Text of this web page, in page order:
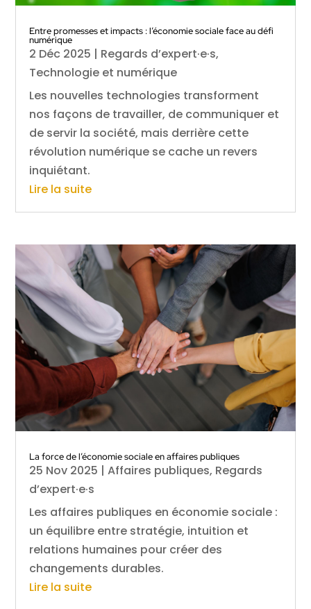
Entre promesses et impacts : l’économie sociale face au défi
numérique
2 Déc 2025 | Regards d’expert·e·s,
Technologie et numérique
Les nouvelles technologies transforment
nos façons de travailler, de communiquer et
de servir la société, mais derrière cette
révolution numérique se cache un revers
inquiétant.
Lire la suite
La force de l’économie sociale en affaires publiques
25 Nov 2025 |Affaires publiques, Regards
d’expert·e·s
Les affaires publiques en économie sociale :
un équilibre entre stratégie, intuition et
relations humaines pour créer des
changements durables.
Lire la suite